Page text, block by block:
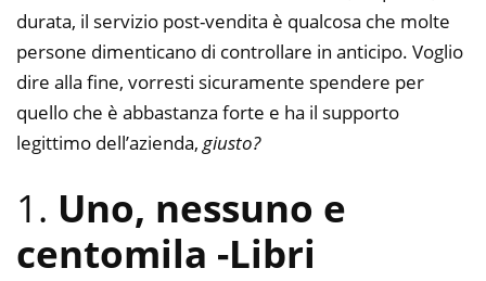
durata, il servizio post-vendita è qualcosa che molte
persone dimenticano di controllare in anticipo. Voglio
dire alla fine, vorresti sicuramente spendere per
quello che è abbastanza forte e ha il supporto
legittimo dell’azienda, giusto?
1. Uno, nessuno e
centomila -Libri